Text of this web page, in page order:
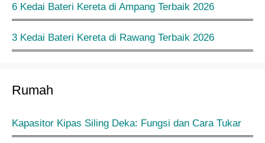
6 Kedai Bateri Kereta di Ampang Terbaik 2026
3 Kedai Bateri Kereta di Rawang Terbaik 2026
Rumah
Kapasitor Kipas Siling Deka: Fungsi dan Cara Tukar